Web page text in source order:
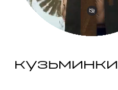
кузьминки